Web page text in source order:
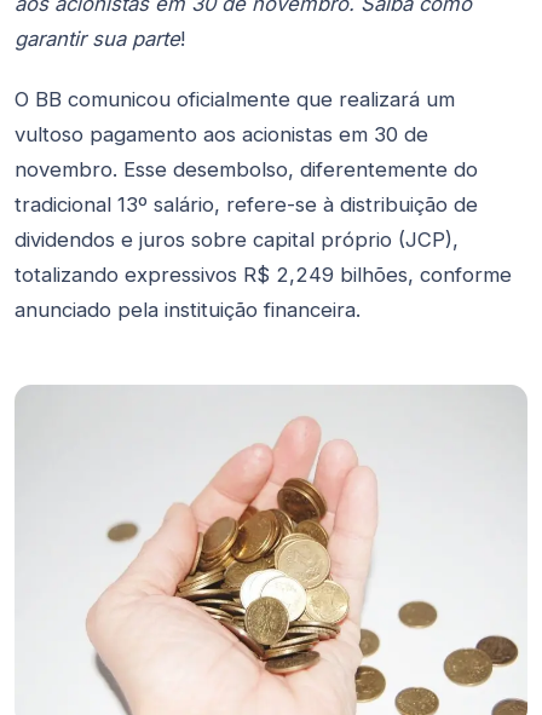
garantir sua parte!
O BB comunicou oficialmente que realizará um
vultoso pagamento aos acionistas em 30 de
novembro. Esse desembolso, diferentemente do
tradicional 13º salário, refere-se à distribuição de
dividendos e juros sobre capital próprio (JCP),
totalizando expressivos R$ 2,249 bilhões, conforme
anunciado pela instituição financeira.